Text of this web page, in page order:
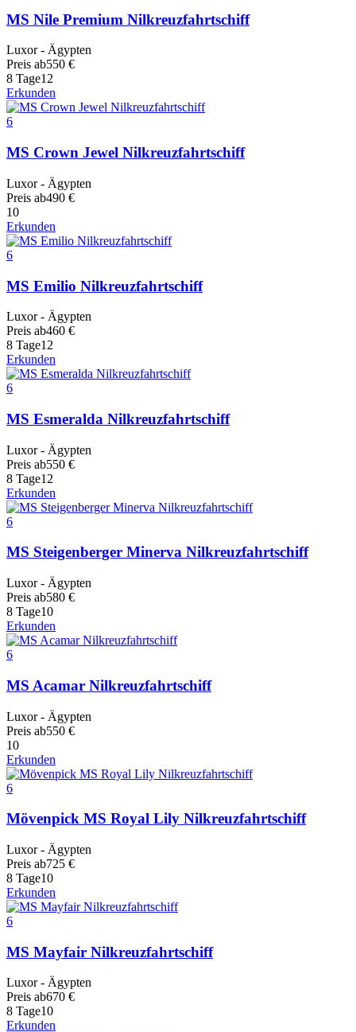
MS Nile Premium Nilkreuzfahrtschiff
Luxor - Ägypten
Preis ab550 €
8 Tage12
Erkunden
6
MS Crown Jewel Nilkreuzfahrtschiff
Luxor - Ägypten
Preis ab490 €
10
Erkunden
6
MS Emilio Nilkreuzfahrtschiff
Luxor - Ägypten
Preis ab460 €
8 Tage12
Erkunden
6
MS Esmeralda Nilkreuzfahrtschiff
Luxor - Ägypten
Preis ab550 €
8 Tage12
Erkunden
6
MS Steigenberger Minerva Nilkreuzfahrtschiff
Luxor - Ägypten
Preis ab580 €
8 Tage10
Erkunden
6
MS Acamar Nilkreuzfahrtschiff
Luxor - Ägypten
Preis ab550 €
10
Erkunden
6
Mövenpick MS Royal Lily Nilkreuzfahrtschiff
Luxor - Ägypten
Preis ab725 €
8 Tage10
Erkunden
6
MS Mayfair Nilkreuzfahrtschiff
Luxor - Ägypten
Preis ab670 €
8 Tage10
Erkunden